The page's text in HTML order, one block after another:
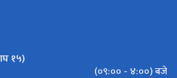
१५)
(०९:०० - ४:००) बजे